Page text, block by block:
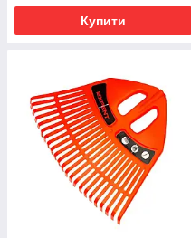
Купити